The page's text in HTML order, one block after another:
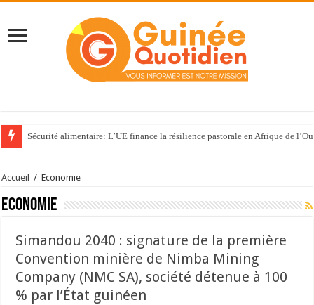
Sécurité alimentaire: L’UE finance la résilience pastorale en Afrique de
Accueil / Economie
Economie
Simandou 2040 : signature de la première
Convention minière de Nimba Mining
Company (NMC SA), société détenue à 100
% par l’État guinéen